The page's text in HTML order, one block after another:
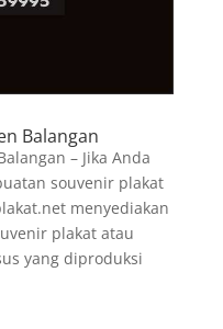
Balangan
– Jika Anda
souvenir plakat
menyediakan
plakat atau
yang diproduksi